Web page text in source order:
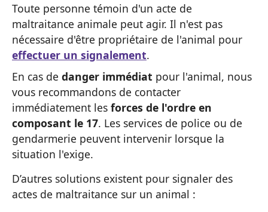
Toute personne témoin d'un acte de
maltraitance animale peut agir. Il n'est pas
nécessaire d'être propriétaire de l'animal pour
effectuer un signalement.
En cas de danger immédiat pour l'animal, nous
vous recommandons de contacter
immédiatement les forces de l'ordre en
composant le 17. Les services de police ou de
gendarmerie peuvent intervenir lorsque la
situation l'exige.
D’autres solutions existent pour signaler des
actes de maltraitance sur un animal :